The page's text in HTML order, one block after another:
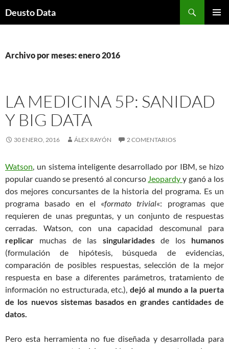
Deusto Data
Archivo por meses: enero 2016
LA MEDICINA 5P: SANIDAD
Y BIG DATA
30 ENERO, 2016 ÁLEX RAYÓN 2 COMENTARIOS
Watson, un sistema inteligente desarrollado por IBM, se hizo
popular cuando se presentó al concurso Jeopardy y ganó a los
dos mejores concursantes de la historia del programa. Es un
programa basado en el «formato trivial«: programas que
requieren de unas preguntas, y un conjunto de respuestas
cerradas. Watson, con una capacidad descomunal para
replicar muchas de las singularidadesde los humanos
(formulación de hipótesis, búsqueda de evidencias,
comparación de posibles respuestas, selección de la mejor
respuesta en base a diferentes parámetros, tratamiento de
información no estructurada, etc.),dejó al mundo a la puerta
de los nuevos sistemas basados en grandes cantidades de
datos.
Pero esta herramienta no fue diseñada y desarrollada para